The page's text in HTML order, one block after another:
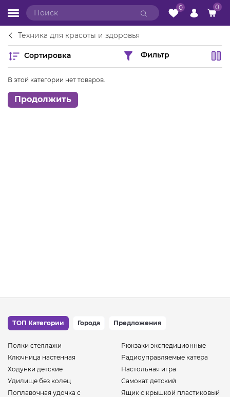
0 0
Техника для красоты и здоровья
Сортировка Фильтр
В этой категории нет товаров.
Продолжить
ТОП Категории Города Предложения
Полки стеллажи
Ключница настенная
Ходунки детские
Удилище без колец
Поплавочная удочка с
Рюкзаки экспедиционные
Радиоуправляемые катера
Настольная игра
Самокат детский
Ящик с крышкой пластиковый